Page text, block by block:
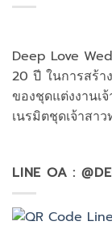
Deep Love
20 ปี ในการสร้า
ของชุดแต่งงานเ
เนรมิตชุดเจ้าสา
LINE OA :